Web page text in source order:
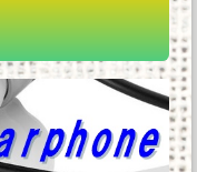
ろ」SNS年齢制
は今後あり得る
ておこ...